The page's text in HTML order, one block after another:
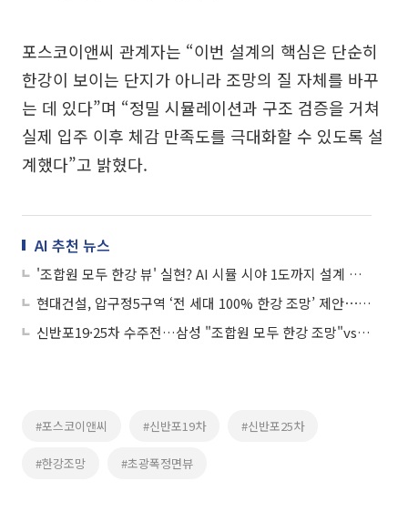
포스코이앤씨 관계자는 “이번 설계의 핵심은 단순히
한강이 보이는 단지가 아니라 조망의 질 자체를 바꾸
는 데 있다”며 “정밀 시뮬레이션과 구조 검증을 거쳐
실제 입주 이후 체감 만족도를 극대화할 수 있도록 설
계했다”고 밝혔다.
AI 추천 뉴스
'조합원 모두 한강 뷰' 실현? AI 시뮬 시야 1도까지 설계 혁명
현대건설, 압구정5구역 ‘전 세대 100% 한강 조망’ 제안⋯조망 특화 승부수
신반포19·25차 수주전…삼성 "조합원 모두 한강 조망"vs포스코 "2억 조기 지원"
#포스코이앤씨 #신반포19차 #신반포25차
#한강조망 #초광폭정면뷰